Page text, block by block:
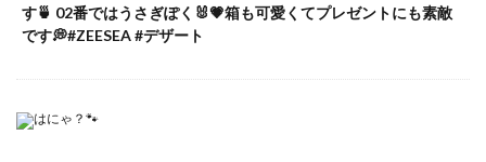
す🍵 02番ではうさぎぽく🐰💗箱も可愛くてプレゼントにも素敵
です💭#ZEESEA #デザート